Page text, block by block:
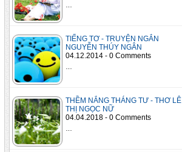
TIẾNG TƠ - TRUYỆN NGẮN
NGUYỄN THÚY NGÂN
04.12.2014 - 0 Comments
THỀM NẮNG THÁNG TƯ - THƠ LÊ
THỊ NGỌC NỮ
04.04.2018 - 0 Comments